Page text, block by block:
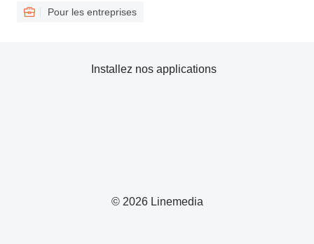
Pour les entreprises
© 2026 Linemedia
Installez nos applications